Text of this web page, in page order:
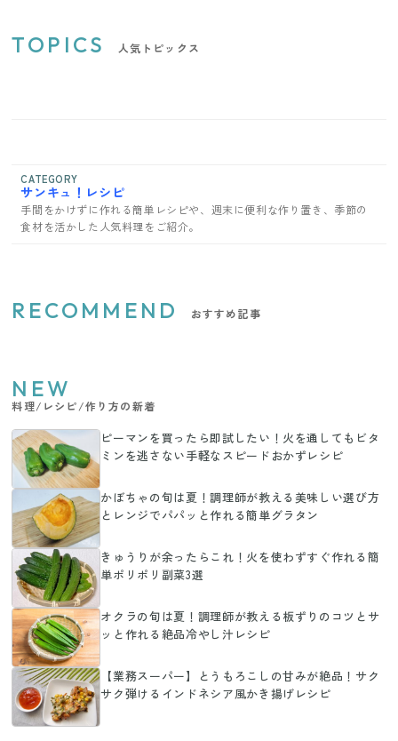
TOPICS 人気トピックス
CATEGORY
サンキュ！レシピ
手間をかけずに作れる簡単レシピや、週末に便利な作り置き、季節の
食材を活かした人気料理をご紹介。
RECOMMEND おすすめ記事
NEW
料理/レシピ/作り方の新着
ピーマンを買ったら即試したい！火を通してもビタ
ミンを逃さない手軽なスピードおかずレシピ
かぼちゃの旬は夏！調理師が教える美味しい選び方
とレンジでパパッと作れる簡単グラタン
きゅうりが余ったらこれ！火を使わずすぐ作れる簡
単ポリポリ副菜3選
オクラの旬は夏！調理師が教える板ずりのコツとサ
ッと作れる絶品冷やし汁レシピ
【業務スーパー】とうもろこしの甘みが絶品！サク
サク弾けるインドネシア風かき揚げレシピ